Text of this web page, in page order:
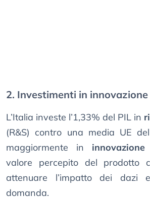
2. Investimenti in innovazione
L’Italia investe l’1,33% del PIL in
(R&S) contro una media UE
maggiormente in
valore percepito del prodotto
attenuare l’impatto dei dazi
domanda.